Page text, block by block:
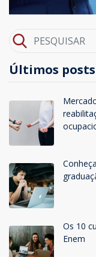
Últimos posts
Os 10
Enem